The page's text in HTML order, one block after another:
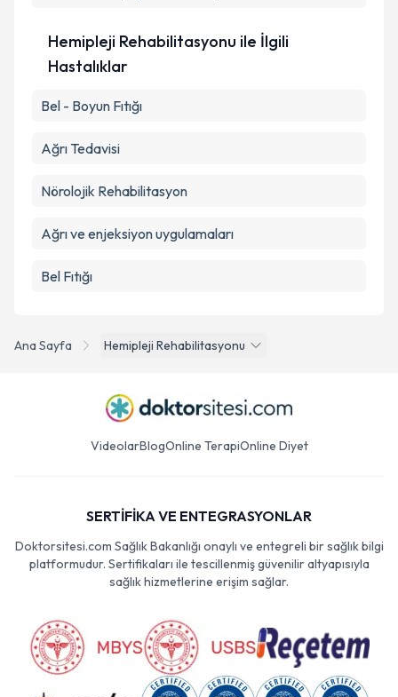
Ana Sayfa Hemipleji Rehabilitasyonu
Hemipleji Rehabilitasyonu ile İlgili
Hastalıklar
Bel - Boyun Fıtığı
Ağrı Tedavisi
Nörolojik Rehabilitasyon
Ağrı ve enjeksiyon uygulamaları
Bel Fıtığı
VideolarBlogOnline TerapiOnline Diyet
SERTİFİKA VE ENTEGRASYONLAR
Doktorsitesi.com Sağlık Bakanlığı onaylı ve entegreli bir sağlık bilgi
platformudur. Sertifikaları ile tescillenmiş güvenilir altyapısıyla
sağlık hizmetlerine erişim sağlar.